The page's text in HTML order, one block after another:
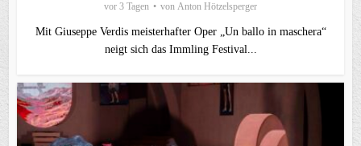
vor 3 Tagen von Anton Hötzelsperger
Mit Giuseppe Verdis meisterhafter Oper „Un ballo in maschera“
neigt sich das Immling Festival...